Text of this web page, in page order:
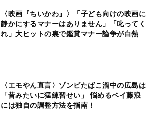
〈映画『ちいかわ』〉「子ども向けの映画に
静かにするマナーはありません」「叱ってく
れ」大ヒットの裏で鑑賞マナー論争が白熱
〈エモやん直言〉ゾンビたばこ渦中の広島は
「昔みたいに猛練習せい」 悩めるベイ藤浪
には独自の調整方法を指南！